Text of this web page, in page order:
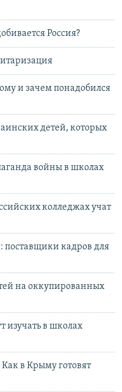
Россия?
и зачем понадобился
детей, которых
войны в школах
колледжах учат
поставщики кадров для
на оккупированных
изучать в школах
в Крыму готовят